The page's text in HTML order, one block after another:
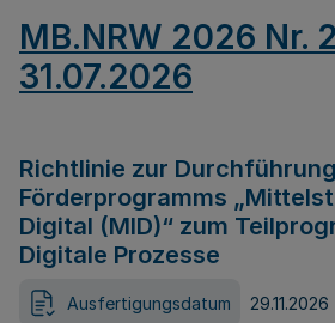
MB.NRW 2026 Nr.
31.07.2026
Richtlinie zur
Förderprogramms
Digital (MID)“ zum
Digitale Prozesse
Ausfertigungsdatum 29.11.2026